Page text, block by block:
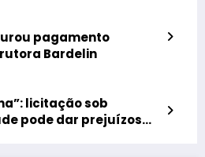
pagamento
Bardelin
licitação sob
pode dar prejuízos